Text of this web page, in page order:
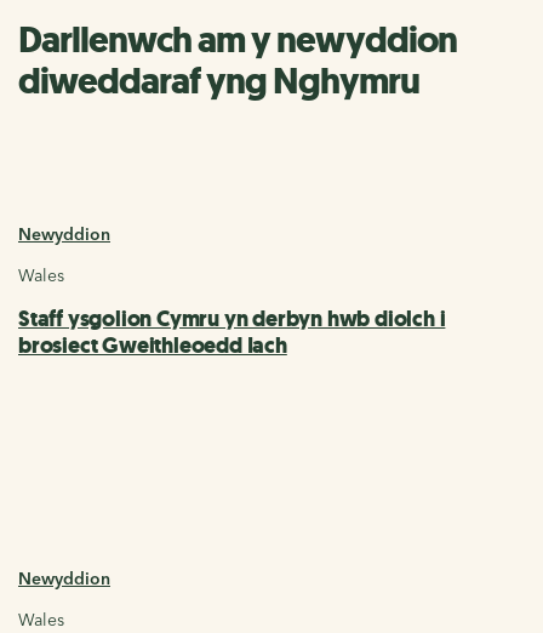
Darllenwch am y newyddion
diweddaraf yng Nghymru
Newyddion
Wales
Staff ysgolion Cymru yn derbyn hwb diolch i
brosiect Gweithleoedd Iach
Newyddion
Wales